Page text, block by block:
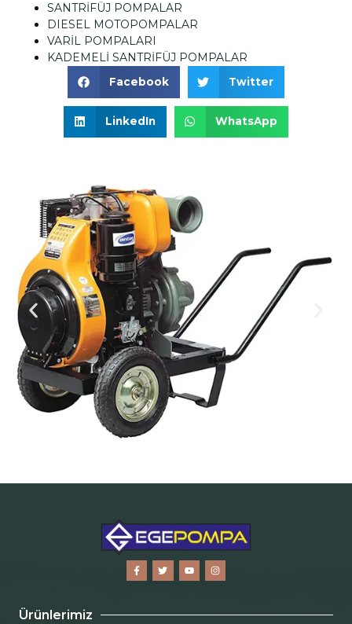
SANTRİFÜJ POMPALAR
DIESEL MOTOPOMPALAR
VARİL POMPALARI
KADEMELİ SANTRİFÜJ POMPALAR
Facebook Twitter
LinkedIn WhatsApp
Ürünlerimiz